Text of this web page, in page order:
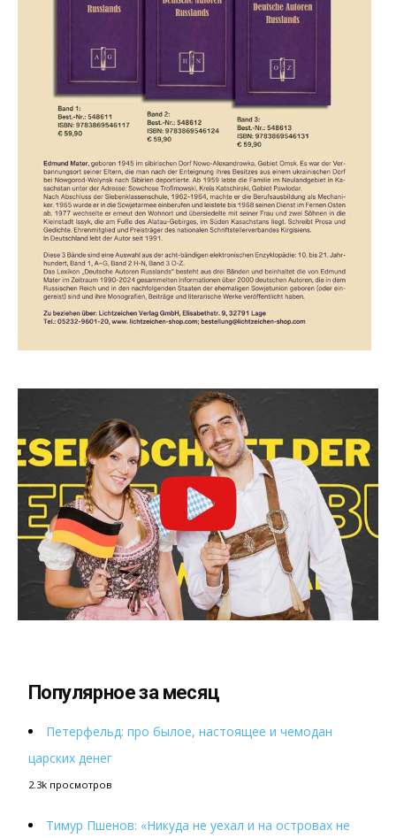
Популярное за месяц
Петерфельд: про былое, настоящее и чемодан
царских денег
2.3k просмотров
Тимур Пшенов: «Никуда не уехал и на островах не